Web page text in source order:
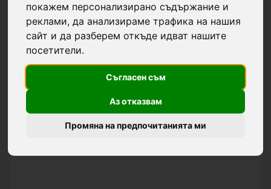
покажем персонализирано съдържание и
реклами, да анализираме трафика на нашия
сайт и да разберем откъде идват нашите
посетители.
Съгласен съм
Аз отказвам
Промяна на предпочитанията ми